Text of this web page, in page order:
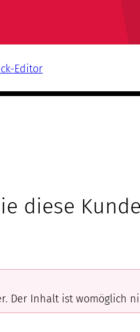
Editor
diese
Der Inhalt ist womöglich